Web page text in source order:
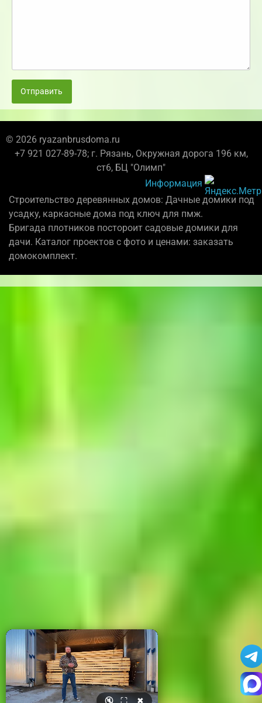
Отправить
© 2026 ryazanbrusdoma.ru
+7 921 027-89-78; г. Рязань, Окружная дорога 196 км,
ст6, БЦ "Олимп"
Информация
Строительство деревянных домов: Дачные домики под
усадку, каркасные дома под ключ для пмж.
Бригада плотников постороит садовые домики для
дачи. Каталог проектов с фото и ценами: заказать
домокомплект.
🔇 ⛶ ✖